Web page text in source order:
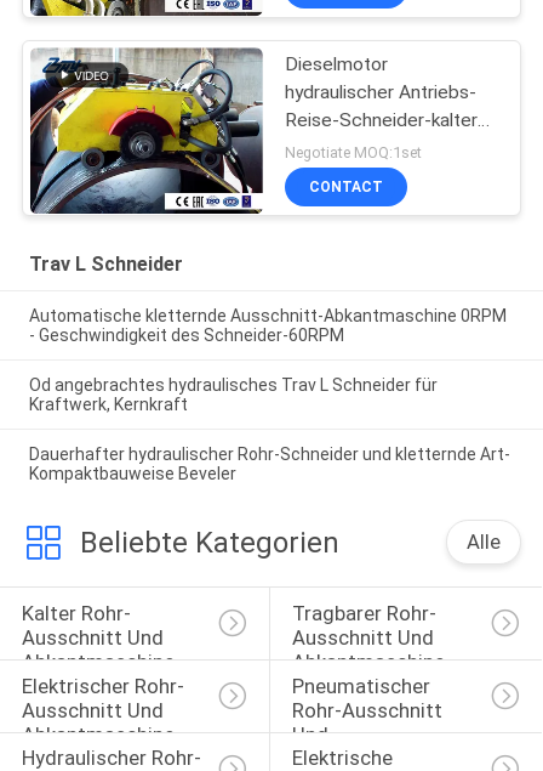
Dieselmotor
hydraulischer Antriebs-
Reise-Schneider-kalter
Ausschnitt, Schneider
der Reise-TC0672
Negotiate MOQ:1set
CONTACT
Trav L Schneider
Automatische kletternde Ausschnitt-Abkantmaschine 0RPM
- Geschwindigkeit des Schneider-60RPM
Od angebrachtes hydraulisches Trav L Schneider für
Kraftwerk, Kernkraft
Dauerhafter hydraulischer Rohr-Schneider und kletternde Art-
Kompaktbauweise Beveler
Beliebte Kategorien Alle
Kalter Rohr-
Ausschnitt Und
Abkantmaschine
Tragbarer Rohr-
Ausschnitt Und
Abkantmaschine
Elektrischer Rohr-
Ausschnitt Und
Abkantmaschine
Pneumatischer
Rohr-Ausschnitt
Und
Abkantmaschine
Hydraulischer Rohr-
Elektrische